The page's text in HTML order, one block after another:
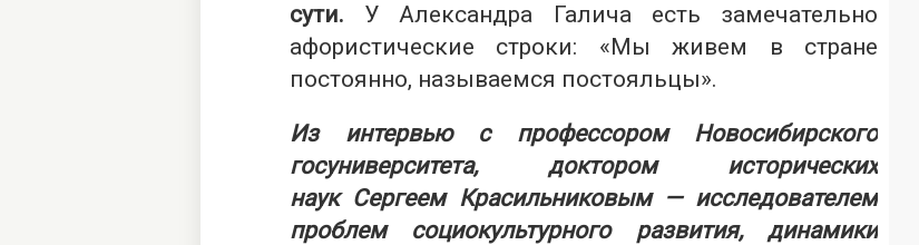
сути. У Александра Галича есть замечательно
афористические строки: «Мы живем в стране
постоянно, называемся постояльцы».
Из интервьюс профессором Новосибирского
госуниверситета, доктором исторических
наук Сергеем Красильниковым
— исследователем
проблем социокультурного развития, динамики